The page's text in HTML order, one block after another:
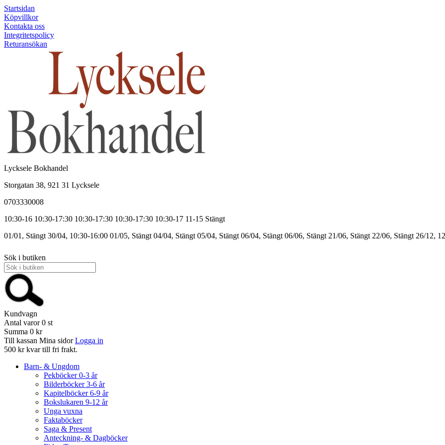
Startsidan
Köpvillkor
Kontakta oss
Integritetspolicy
Returansökan
Lycksele Bokhandel
Storgatan 38, 921 31 Lycksele
0703330008
10:30-16 10:30-17:30 10:30-17:30 10:30-17:30 10:30-17 11-15 Stängt
01/01, Stängt 30/04, 10:30-16:00 01/05, Stängt 04/04, Stängt 05/04, Stängt 06/04, Stängt 06/06, Stängt 21/06, Stängt 22/06, Stängt 26/12,
Sök i butiken
Kundvagn
Antal varor 0 st
Summa 0 kr
Till kassan Mina sidor Logga in
500 kr kvar till fri frakt.
Barn- & Ungdom
Pekböcker 0-3 år
Bilderböcker 3-6 år
Kapitelböcker 6-9 år
Bokslukaren 9-12 år
Unga vuxna
Faktaböcker
Saga & Present
Anteckning- & Dagböcker